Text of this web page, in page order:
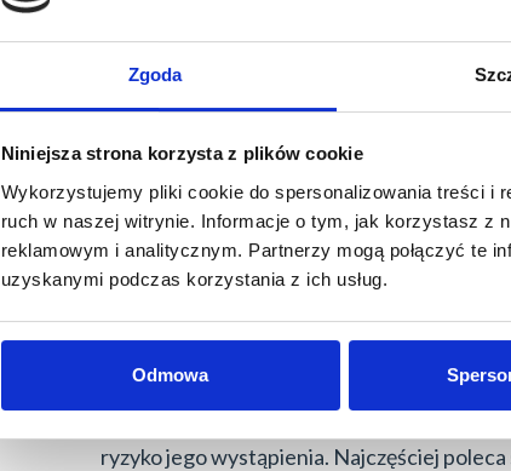
Zgoda
Niniejsza strona korzysta z plików cookie
Wykorzystujemy pliki cookie do spersonalizowania treści i
ruch w naszej witrynie. Informacje o tym, jak korzystasz z
reklamowym i analitycznym. Partnerzy mogą połączyć te
uzyskanymi podczas korzystania z ich usług.
Odmowa
priorytetowe dla procesu
podejmowaniu działań profilaktycznych.
Profilaktyka w bólu
Zapobieganie zwyrodnieniom w dolnym
zdrowe i sprawnie działające plecy.
się codziennym nawykiem i pozwolą
kręgosłupa. Oto niektóre z nich:
Ćwiczenia
– regularna aktywność
elastyczności zdrowego kręgosłupa.
ryzyko jego wystąpienia. Najczęściej poleca